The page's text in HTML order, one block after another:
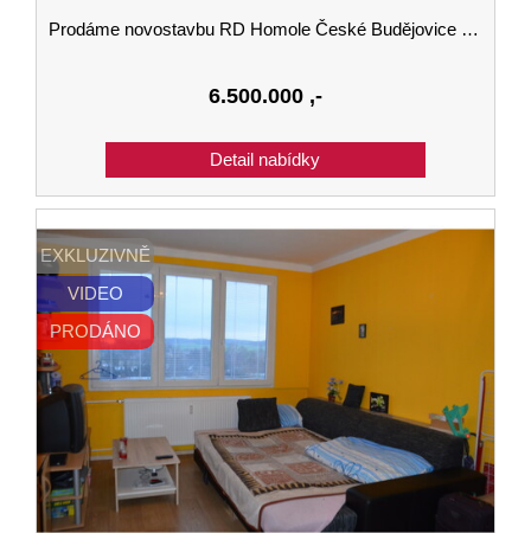
Prodáme novostavbu RD Homole České Budějovice v ulici Polní o velikosti 211 m2
6.500.000 ,-
EXKLUZIVNĚ
VIDEO
PRODÁNO